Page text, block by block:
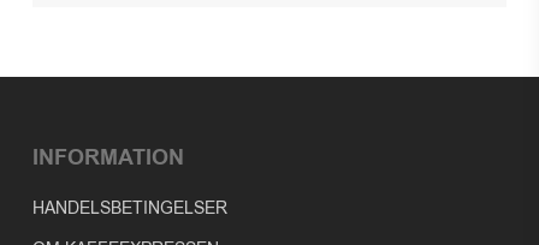
INFORMATION
HANDELSBETINGELSER